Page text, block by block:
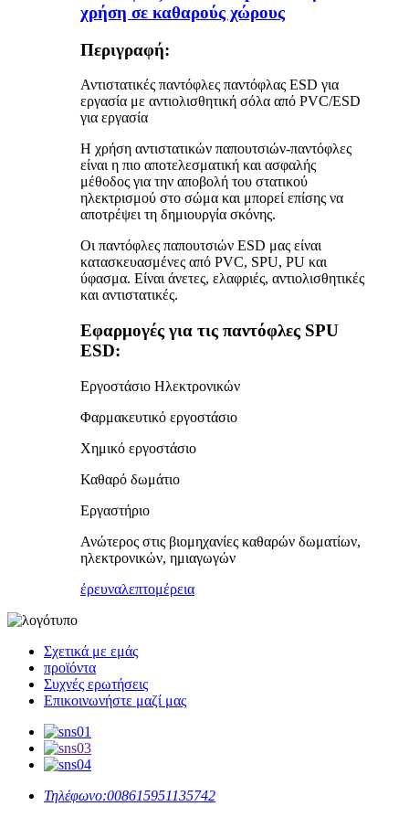
χρήση σε καθαρούς χώρους
Περιγραφή:
Αντιστατικές παντόφλες παντόφλας ESD για
εργασία με αντιολισθητική σόλα από PVC/ESD
για εργασία
Η χρήση αντιστατικών παπουτσιών-παντόφλες
είναι η πιο αποτελεσματική και ασφαλής
μέθοδος για την αποβολή του στατικού
ηλεκτρισμού στο σώμα και μπορεί επίσης να
αποτρέψει τη δημιουργία σκόνης.
Οι παντόφλες παπουτσιών ESD μας είναι
κατασκευασμένες από PVC, SPU, PU και
ύφασμα. Είναι άνετες, ελαφριές, αντιολισθητικές
και αντιστατικές.
Εφαρμογές για τις παντόφλες SPU
ESD:
Εργοστάσιο Ηλεκτρονικών
Φαρμακευτικό εργοστάσιο
Χημικό εργοστάσιο
Καθαρό δωμάτιο
Εργαστήριο
Ανώτερος στις βιομηχανίες καθαρών δωματίων,
ηλεκτρονικών, ημιαγωγών
έρευναλεπτομέρεια
Σχετικά με εμάς
προϊόντα
Συχνές ερωτήσεις
Επικοινωνήστε μαζί μας
Τηλέφωνο:008615951135742